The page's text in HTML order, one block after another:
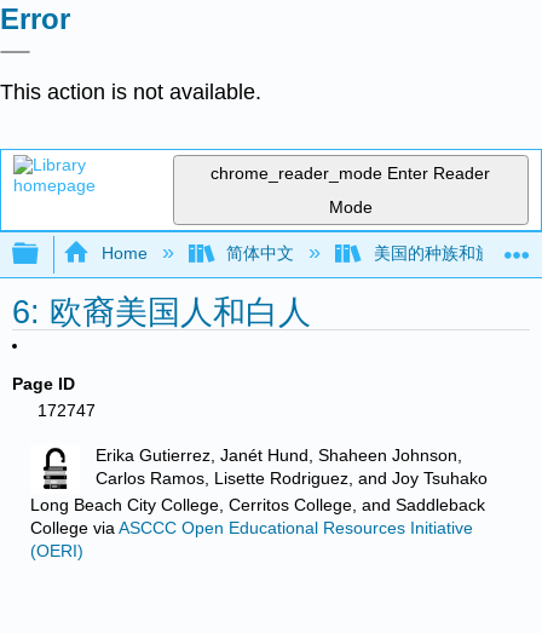
Error
This action is not available.
chrome_reader_mode Enter Reader
Mode
Expand/collapse global hierarchy
Home 简体中文 美国的种族和族裔关
6: 欧裔美国人和白人
Page ID
172747
Erika Gutierrez, Janét Hund, Shaheen Johnson,
Carlos Ramos, Lisette Rodriguez, and Joy Tsuhako
Long Beach City College, Cerritos College, and Saddleback
Collegevia ASCCC Open Educational Resources Initiative
(OERI)